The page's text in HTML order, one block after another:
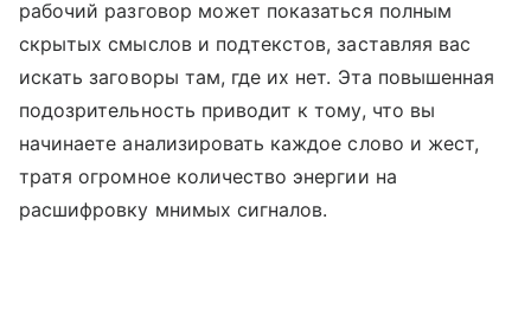
рабочий разговор может показаться полным
скрытых смыслов и подтекстов, заставляя вас
искать заговоры там, где их нет. Эта повышенная
подозрительность приводит к тому, что вы
начинаете анализировать каждое слово и жест,
тратя огромное количество энергии на
расшифровку мнимых сигналов.